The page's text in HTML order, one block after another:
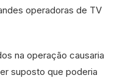
operadoras de TV
na operação causaria
suposto que poderia